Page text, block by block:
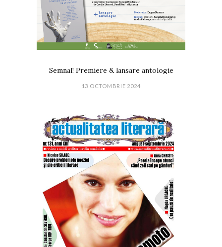
Semnal! Premiere & lansare antologie
13 OCTOMBRIE 2024